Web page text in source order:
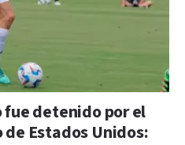
detenido por el
de Estados Unidos: